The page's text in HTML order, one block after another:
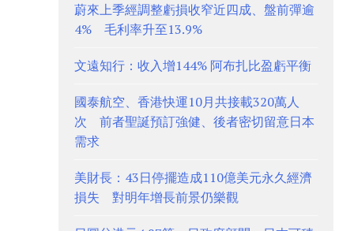
蔚來上季經調整虧損收窄近四成、盤前彈逾
4% 毛利率升至13.9%
文遠知行：收入增144% 阿布扎比盈虧平衡
國泰航空、香港快運10月共接載320萬人
次 前者聖誕預訂強健、後者密切留意日本
需求
美財長：43日停擺造成110億美元永久經濟
損失 對明年增長前景仍樂觀